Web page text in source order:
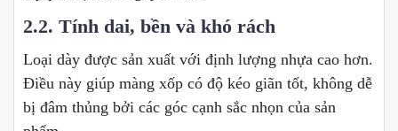
2.2. Tính dai, bền và khó rách
Loại dày được sản xuất với định lượng nhựa cao hơn.
Điều này giúp màng xốp có độ kéo giãn tốt, không dễ
bị đâm thủng bởi các góc cạnh sắc nhọn của sản